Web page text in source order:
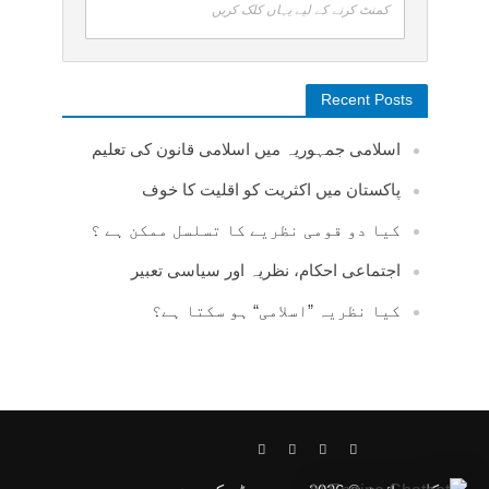
کمنٹ کرنے کے لیے یہاں کلک کریں
Recent Posts
اسلامی جمہوریہ میں اسلامی قانون کی تعلیم
پاکستان میں اکثریت کو اقلیت کا خوف
کیا دو قومی نظریے کا تسلسل ممکن ہے ؟
اجتماعی احکام، نظریہ اور سیاسی تعبیر
کیا نظریہ ”اسلامی“ ہو سکتا ہے؟